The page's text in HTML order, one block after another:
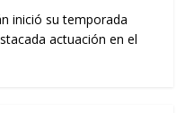
inició su temporada
actuación en el